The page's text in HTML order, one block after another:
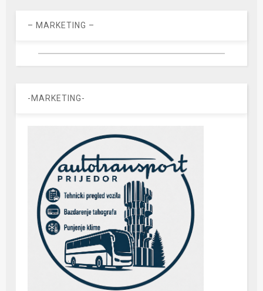
– MARKETING –
-MARKETING-